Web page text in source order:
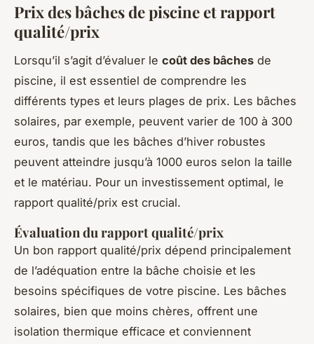
Prix des bâches de piscine et rapport
qualité/prix
Lorsqu’il s’agit d’évaluer le coût des bâches de
piscine, il est essentiel de comprendre les
différents types et leurs plages de prix. Les bâches
solaires, par exemple, peuvent varier de 100 à 300
euros, tandis que les bâches d’hiver robustes
peuvent atteindre jusqu’à 1000 euros selon la taille
et le matériau. Pour un investissement optimal, le
rapport qualité/prix est crucial.
Évaluation du rapport qualité/prix
Un bon rapport qualité/prix dépend principalement
de l’adéquation entre la bâche choisie et les
besoins spécifiques de votre piscine. Les bâches
solaires, bien que moins chères, offrent une
isolation thermique efficace et conviennent